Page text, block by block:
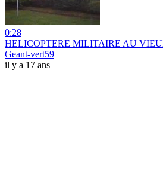
0:28
HELICOPTERE MILITAIRE AU
Geant-vert59
il y a 17 ans